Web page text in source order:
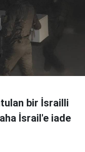
bir İsrailli
İsrail'e iade